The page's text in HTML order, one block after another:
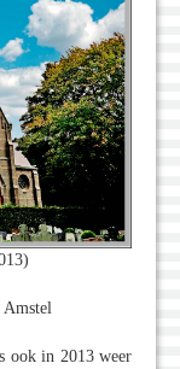
Amstel
ook in 2013 weer